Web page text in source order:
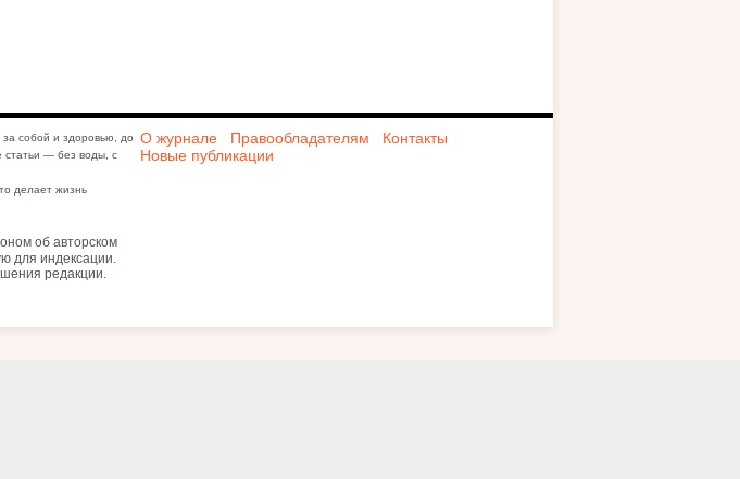
собой и здоровью, до
статьи — без воды, с
делает жизнь
об авторском
для индексации.
редакции.
О журнале Правообладателям
Контакты
Новые публикации